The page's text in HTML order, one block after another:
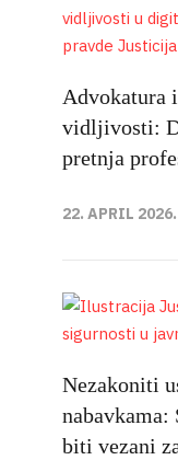
Advokatura
vidljivosti:
pretnja
22. APRIL 2026.
Nezakoniti
biti vezani